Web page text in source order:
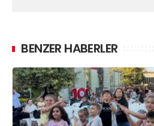
BENZER HABERLER